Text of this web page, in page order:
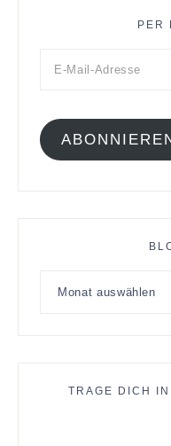
PER
TRAGE DICH